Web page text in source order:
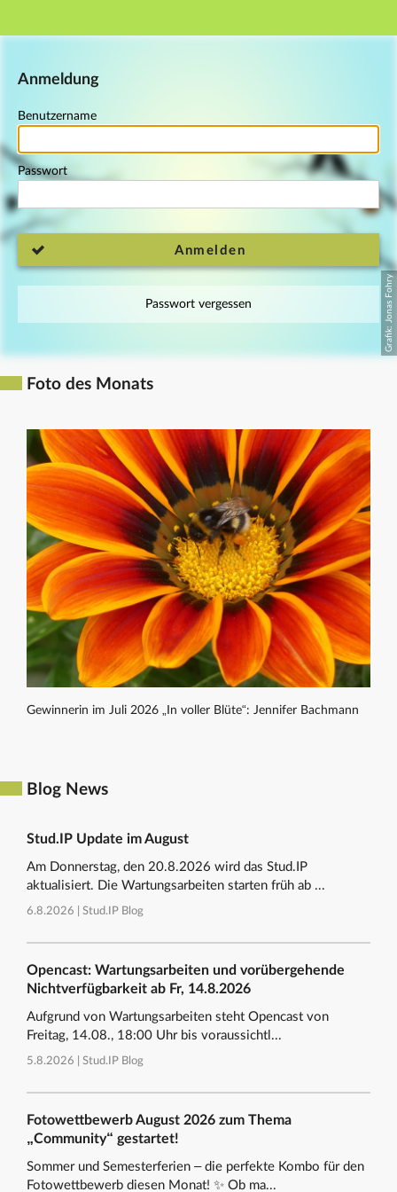
Hauptnavigation
Anmeldung
Benutzername
Passwort
Anmelden
Passwort vergessen
Foto des Monats
Gewinnerin im Juli 2026 „In voller Blüte“: Jennifer Bachmann
Blog News
Stud.IP Update im August
Am Donnerstag, den 20.8.2026 wird das Stud.IP
aktualisiert. Die Wartungsarbeiten starten früh ab ...
6.8.2026 | Stud.IP Blog
Opencast: Wartungsarbeiten und vorübergehende
Nichtverfügbarkeit ab Fr, 14.8.2026
Aufgrund von Wartungsarbeiten steht Opencast von
Freitag, 14.08., 18:00 Uhr bis voraussichtl...
5.8.2026 | Stud.IP Blog
Fotowettbewerb August 2026 zum Thema
„Community“ gestartet!
Sommer und Semesterferien – die perfekte Kombo für den
Fotowettbewerb diesen Monat! ✨ Ob ma...